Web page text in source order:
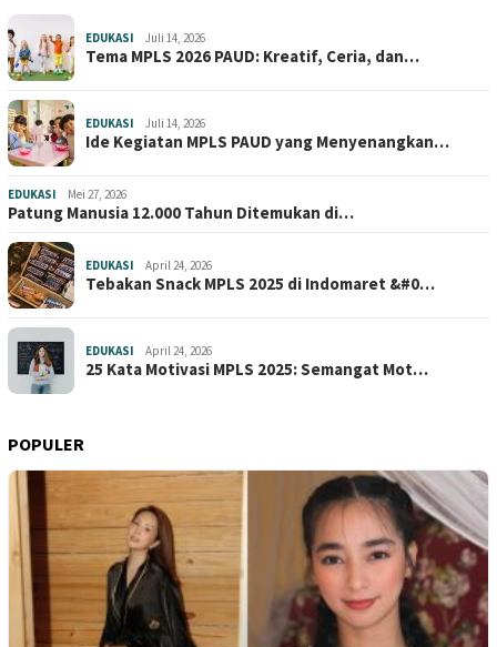
EDUKASI Juli 14, 2026
Tema MPLS 2026 PAUD: Kreatif, Ceria, dan…
EDUKASI Juli 14, 2026
Ide Kegiatan MPLS PAUD yang Menyenangkan…
EDUKASI Mei 27, 2026
Patung Manusia 12.000 Tahun Ditemukan di…
EDUKASI April 24, 2026
Tebakan Snack MPLS 2025 di Indomaret &#0…
EDUKASI April 24, 2026
25 Kata Motivasi MPLS 2025: Semangat Mot…
POPULER